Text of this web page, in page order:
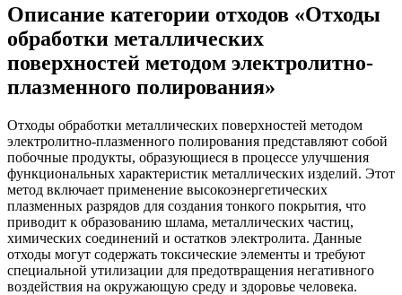
Описание категории отходов «Отходы
обработки металлических
поверхностей методом электролитно-
плазменного полирования»
Отходы обработки металлических поверхностей методом
электролитно-плазменного полирования представляют собой
побочные продукты, образующиеся в процессе улучшения
функциональных характеристик металлических изделий. Этот
метод включает применение высокоэнергетических
плазменных разрядов для создания тонкого покрытия, что
приводит к образованию шлама, металлических частиц,
химических соединений и остатков электролита. Данные
отходы могут содержать токсические элементы и требуют
специальной утилизации для предотвращения негативного
воздействия на окружающую среду и здоровье человека.